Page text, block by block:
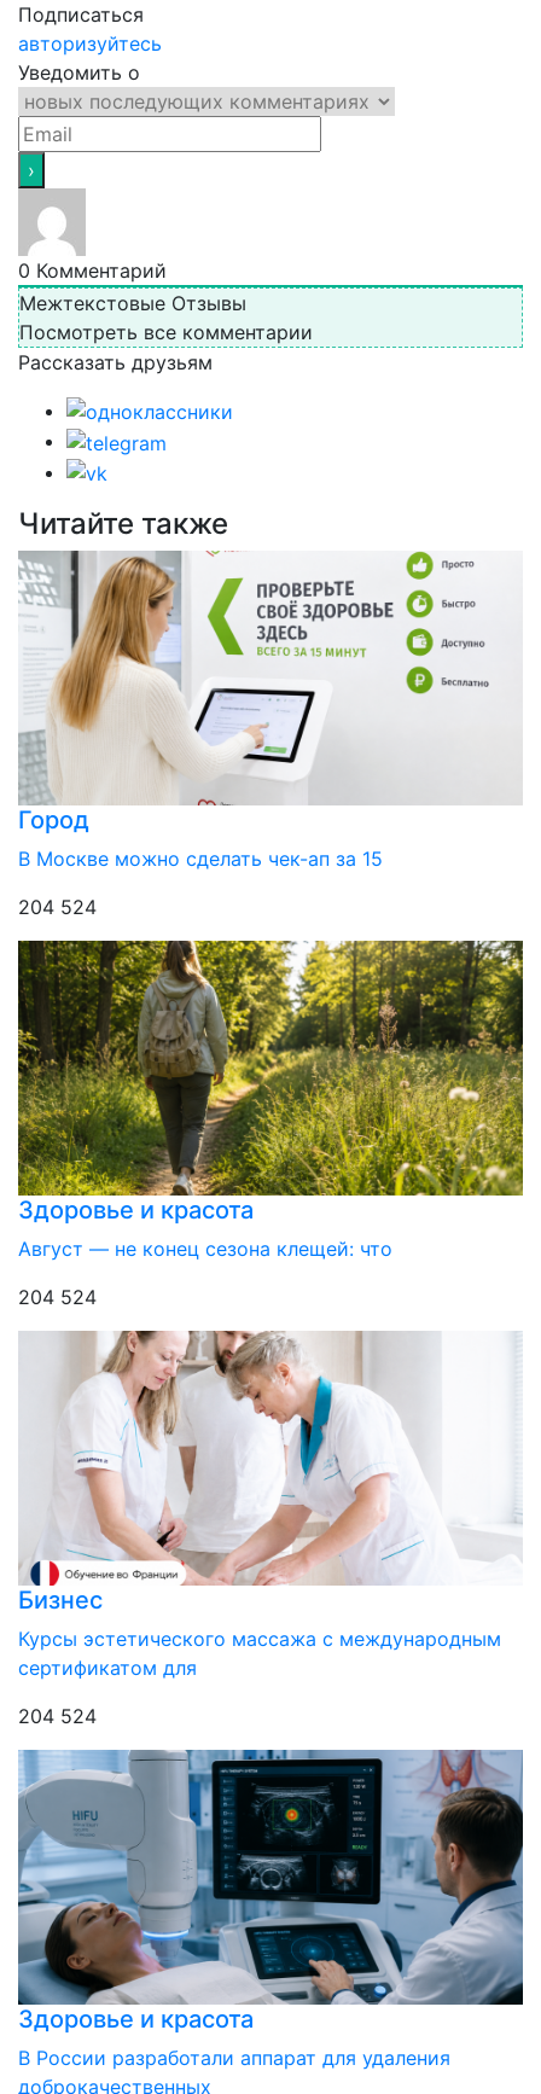
Подписаться
авторизуйтесь
Уведомить о
0 Комментарий
Межтекстовые Отзывы
Посмотреть все комментарии
Рассказать друзьям
Читайте также
Город
В Москве можно сделать чек-ап за 15
204 524
Здоровье и красота
Август — не конец сезона клещей: что
204 524
Бизнес
Курсы эстетического массажа с международным
сертификатом для
204 524
Здоровье и красота
В России разработали аппарат для удаления
доброкачественных